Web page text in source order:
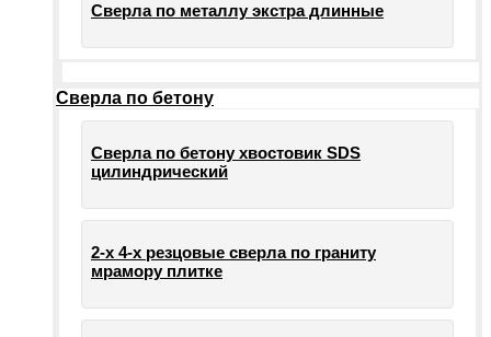
Сверла по металлу экстра длинные
Сверла по бетону
Сверла по бетону хвостовик SDS
цилиндрический
2-х 4-х резцовые сверла по граниту
мрамору плитке